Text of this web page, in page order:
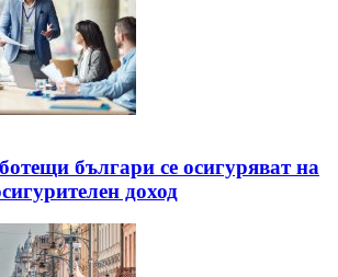
българи се осигуряват на
доход